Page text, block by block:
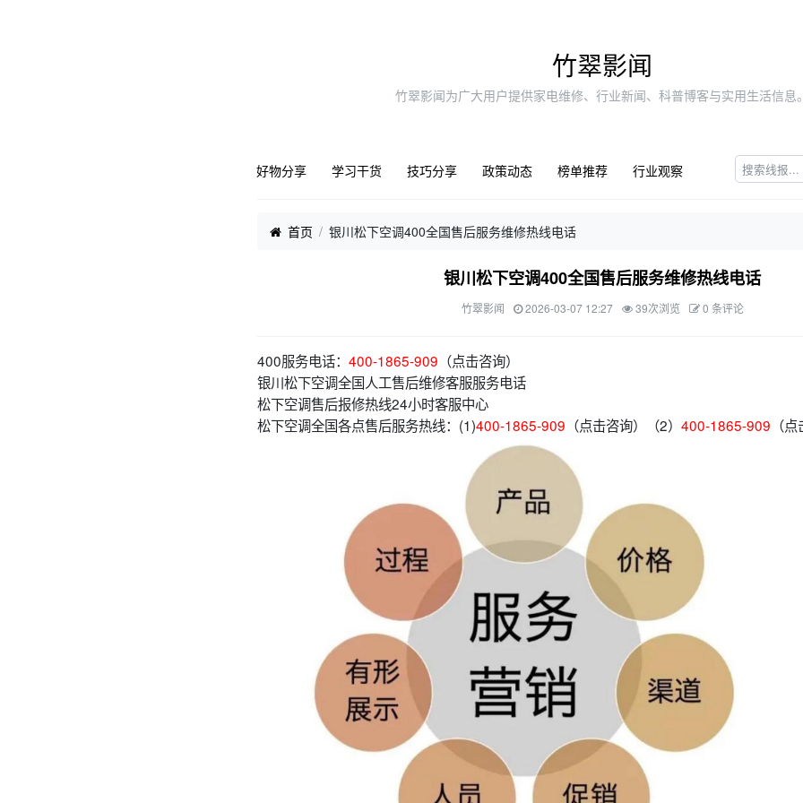
竹翠影闻
竹翠影闻为广大用户提供家电维修、行业新闻、科普博客与实用生活信息
好物分享 学习干货 技巧分享 政策动态 榜单推荐 行业观察
首页 银川松下空调400全国售后服务维修热线电话
银川松下空调400全国售后服务维修热线电话
竹翠影闻 2026-03-07 12:27 39次浏览 0 条评论
400服务电话： 400-1865-909 （点击咨询）
银川松下空调全国人工售后维修客服服务电话
松下空调售后报修热线24小时客服中心
松下空调全国各点售后服务热线：(1)400-1865-909 （点击咨询）（2） 400-1865-909 （